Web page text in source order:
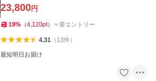
23,800円
19% （4,120pt） 要エントリー
4.31（ 13件）
最短明日お届け